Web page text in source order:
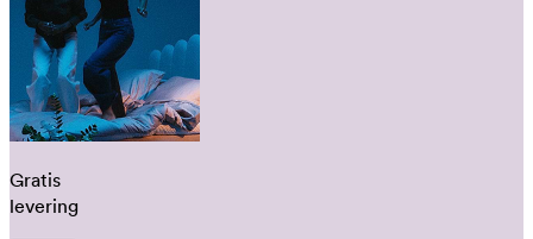
Gratis
levering